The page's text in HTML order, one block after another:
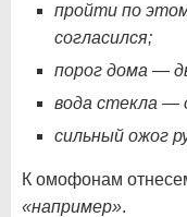
пройти по
согласился;
порог дома —
вода стекла —
сильный ожог
К омофонам
«например».